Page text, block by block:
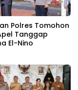
Polres Tomohon
Tanggap
El-Nino